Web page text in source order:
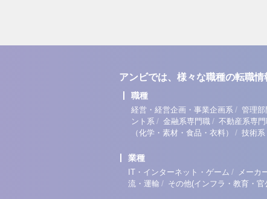
アンビでは、様々な職種の転職情
職種
経営・経営企画・事業企画系 / 管理部
ント系 / 金融系専門職 / 不動産系専
（化学・素材・食品・衣料）
/ 技術系
業種
IT・インターネット・ゲーム / メーカ
流・運輸 / その他(インフラ・教育・官